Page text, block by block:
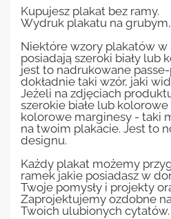
Kupujesz plakat bez ramy.
Wydruk plakatu na
Niektóre wzory plakatów w
posiadają szeroki biały lub
jest to nadrukowane
dokładnie taki wzór, jaki
Jeżeli na zdjęciach
szerokie białe lub
kolorowe marginesy - taki
na twoim plakacie. Jest to
designu.
Każdy plakat możemy
ramek jakie posiadasz w
Twoje pomysły i projekty
Zaprojektujemy ozdobne
Twoich ulubionych cytatów.